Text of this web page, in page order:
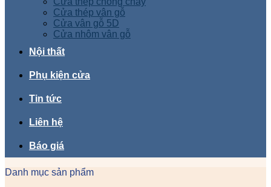
Cửa thép vân gỗ
Cửa vân gỗ 5D
Cửa nhôm vân gỗ
Nội thất
Phụ kiện cửa
Tin tức
Liên hệ
Báo giá
Danh mục sản phẩm